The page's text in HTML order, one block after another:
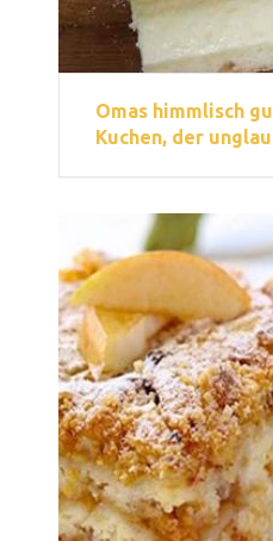
Omas himmlisch
Kuchen, der